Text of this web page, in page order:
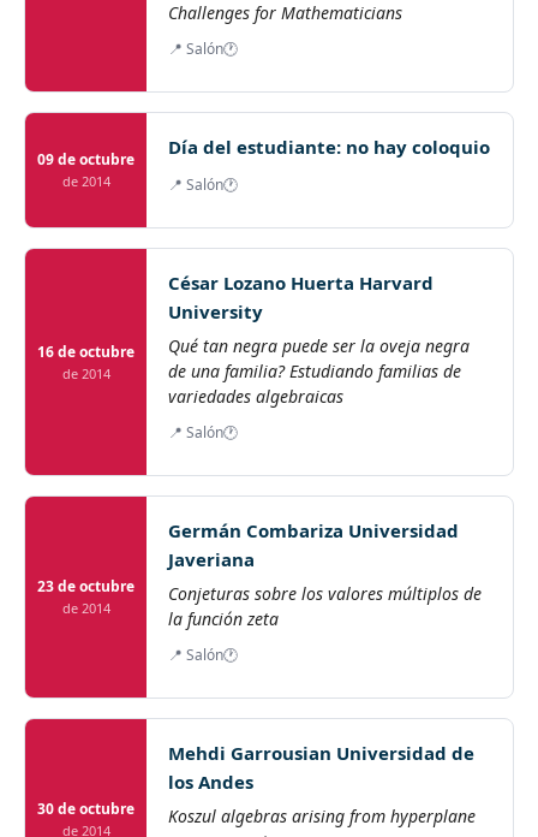
Challenges for Mathematicians
📍 Salón🕐
09 de octubre
de 2014
Día del estudiante: no hay coloquio
📍 Salón🕐
16 de octubre
de 2014
César Lozano Huerta Harvard
University
Qué tan negra puede ser la oveja negra
de una familia? Estudiando familias de
variedades algebraicas
📍 Salón🕐
23 de octubre
de 2014
Germán Combariza Universidad
Javeriana
Conjeturas sobre los valores múltiplos de
la función zeta
📍 Salón🕐
30 de octubre
de 2014
Mehdi Garrousian Universidad de
los Andes
Koszul algebras arising from hyperplane